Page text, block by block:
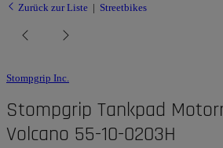
Zurück zur Liste Streetbikes
Stompgrip Inc.
Stompgrip Tankpad
Volcano 55-10-0203H